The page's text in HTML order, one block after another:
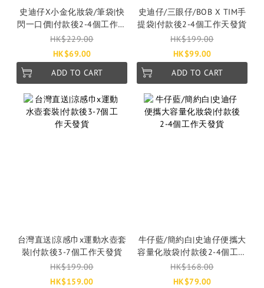
史迪仔X小金化妝袋/筆袋|快
閃一口價|付款後2-4個工作天
發貨
HK$229.00
HK$69.00
ADD TO CART
史迪仔/三眼仔/BOB X TIM手
提袋|付款後2-4個工作天發貨
HK$199.00
HK$99.00
ADD TO CART
台灣直送|涼感巾x運動水壺套
裝|付款後3-7個工作天發貨
HK$199.00
HK$159.00
牛仔藍/簡約白|史迪仔便攜大
容量化妝袋|付款後2-4個工作
天發貨
HK$168.00
HK$79.00